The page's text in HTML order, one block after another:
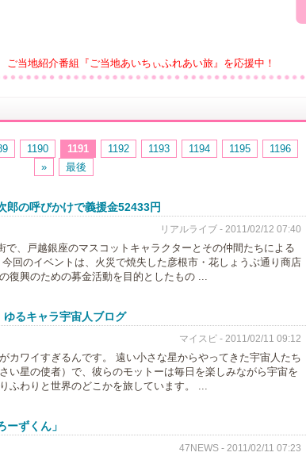
ご当地紹介番組『ご当地あいちぃふれあい旅』を応援中！
1190 1191 1192 1193 1194 1195
1196
»
最後
郎の呼びかけで義援金52433円
リアルライブ - 2011/02/12 07:40
で、戸越銀座のマスコットキャラクターとその仲間たちによる
回のイベントは、火災で焼失した彦根市・花しょうぶ通り商店
復興のための募金活動を目的としたもの ...
るキャラ宇宙人ブログ
マイスピ - 2011/02/11 09:12
カワイすぎるんです。 遠い小さな星からやってきた宇宙人たち
い星の使者）で、彼らのモットーは毎日を楽しみながら宇宙を
ふわりと世界のどこかを旅しています。 ...
ずくん」
47NEWS - 2011/02/11 07:23